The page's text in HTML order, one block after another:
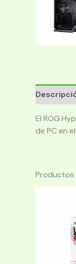
El ROG
de PC en
Productos